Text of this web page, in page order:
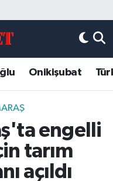
Onikişubat
engelli
tarım
açıldı
Haritası
Fikstür